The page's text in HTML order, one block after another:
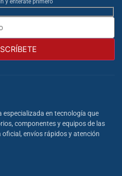
y entérate primero
especializada en tecnología que
componentes y equipos de las
envíos rápidos y atención